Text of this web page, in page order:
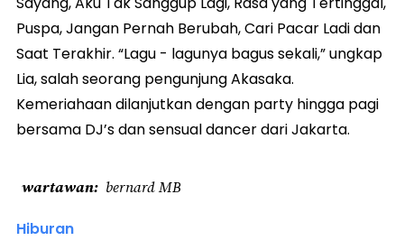
Puspa, Jangan Pernah Berubah, Cari Pacar Ladi dan
Saat Terakhir. “Lagu - lagunya bagus sekali,” ungkap
Lia, salah seorang pengunjung Akasaka.
Kemeriahaan dilanjutkan dengan party hingga pagi
bersama DJ’s dan sensual dancer dari Jakarta.
wartawan bernard MB
Hiburan